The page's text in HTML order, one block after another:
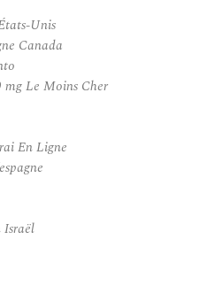
Unis
Canada
mg Le Moins Cher
En Ligne